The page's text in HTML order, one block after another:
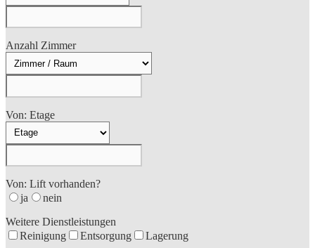
Anzahl Zimmer
Von: Etage
Von: Lift vorhanden?
ja
nein
Weitere Dienstleistungen
Reinigung
Entsorgung Lagerung